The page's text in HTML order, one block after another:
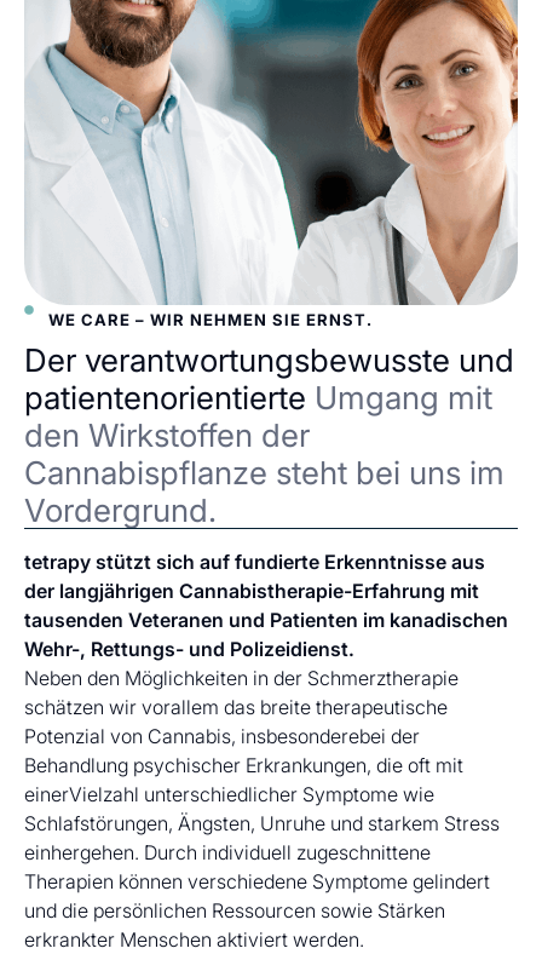
WE CARE – WIR NEHMEN SIE ERNST.
Der verantwortungsbewusste und
patientenorientierte Umgang mit
den Wirkstoffen der
Cannabispflanze steht bei uns im
Vordergrund.
tetrapy stützt sich auf fundierte Erkenntnisse aus
der langjährigen Cannabistherapie-Erfahrung mit
tausenden Veteranen und Patienten im kanadischen
Wehr-, Rettungs- und Polizeidienst.
Neben den Möglichkeiten in der Schmerztherapie
schätzen wir vorallem das breite therapeutische
Potenzial von Cannabis, insbesonderebei der
Behandlung psychischer Erkrankungen, die oft mit
einerVielzahl unterschiedlicher Symptome wie
Schlafstörungen, Ängsten, Unruhe und starkem Stress
einhergehen. Durch individuell zugeschnittene
Therapien können verschiedene Symptome gelindert
und die persönlichen Ressourcen sowie Stärken
erkrankter Menschen aktiviert werden.